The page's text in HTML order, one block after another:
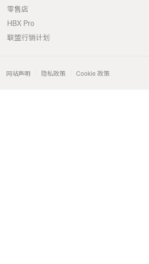
零售店
HBX Pro
联盟行销计划
网站声明 隐私政策 Cookie 政策